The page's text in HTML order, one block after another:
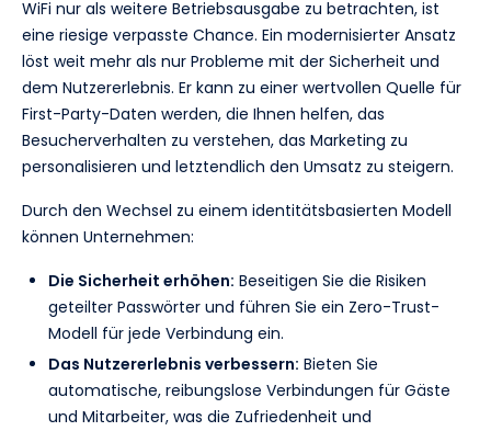
WiFi nur als weitere Betriebsausgabe zu betrachten, ist
eine riesige verpasste Chance. Ein modernisierter Ansatz
löst weit mehr als nur Probleme mit der Sicherheit und
dem Nutzererlebnis. Er kann zu einer wertvollen Quelle für
First-Party-Daten werden, die Ihnen helfen, das
Besucherverhalten zu verstehen, das Marketing zu
personalisieren und letztendlich den Umsatz zu steigern.
Durch den Wechsel zu einem identitätsbasierten Modell
können Unternehmen:
Die Sicherheit erhöhen: Beseitigen Sie die Risiken
geteilter Passwörter und führen Sie ein Zero-Trust-
Modell für jede Verbindung ein.
Das Nutzererlebnis verbessern: Bieten Sie
automatische, reibungslose Verbindungen für Gäste
und Mitarbeiter, was die Zufriedenheit und